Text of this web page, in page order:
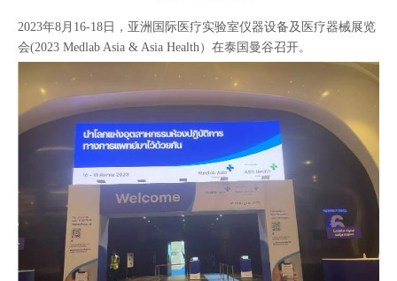
["facebook","twitter","line","wechat","linkedin","pinterest","whatsapp"]
2023年8月16-18日，亚洲国际医疗实验室仪器设备及医疗器械展览
会(2023 Medlab Asia & Asia Health）在泰国曼谷召开。